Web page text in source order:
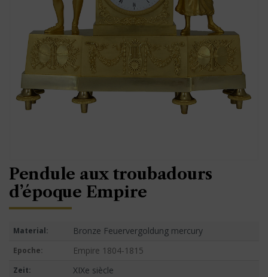
Pendule aux troubadours
d’époque Empire
Material: Bronze Feuervergoldung mercury
Epoche: Empire 1804-1815
Zeit: XIXe siècle